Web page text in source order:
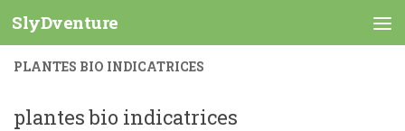
Skip to content
SlyDventure
PLANTES BIO INDICATRICES
plantes bio indicatrices